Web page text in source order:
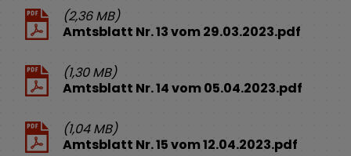
(2,36 MB)
Amtsblatt Nr. 13 vom 29.03.2023.pdf
(1,30 MB)
Amtsblatt Nr. 14 vom 05.04.2023.pdf
(1,04 MB)
Amtsblatt Nr. 15 vom 12.04.2023.pdf